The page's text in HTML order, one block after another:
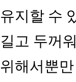
유지할 수
길고 두꺼
위해서뿐